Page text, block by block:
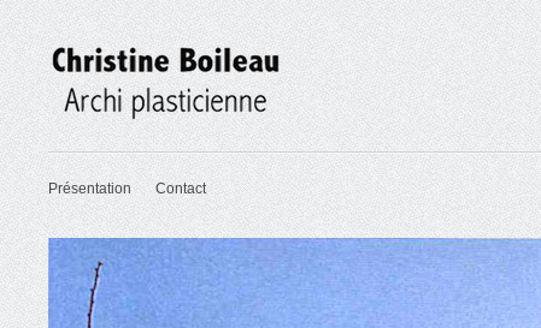
Présentation Contact